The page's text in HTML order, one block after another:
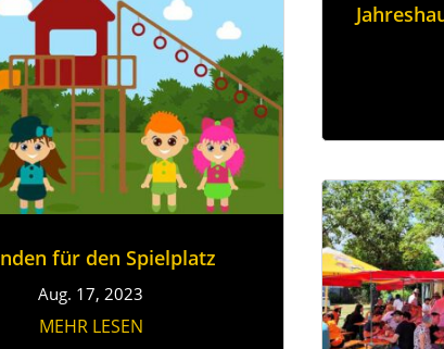
für den Spielplatz
Aug. 17, 2023
MEHR LESEN